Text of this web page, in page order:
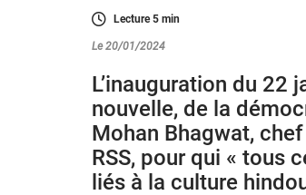
Lecture5min
Le 20/01/2024
L’inauguration du 22
nouvelle, de la
Mohan Bhagwat,
RSS, pour qui « tous
liés à la culture